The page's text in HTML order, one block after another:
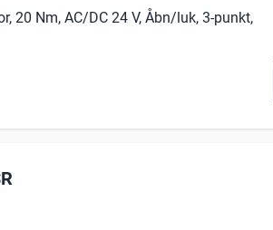
20 Nm, AC/DC 24 V, Åbn/luk, 3-punkt,